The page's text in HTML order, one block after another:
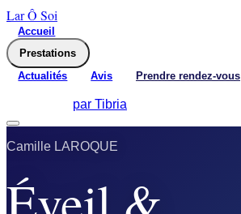
Lar Ô Soi
Accueil
Prestations
Actualités
Avis Prendre rendez-vous
par Tibria
Camille LAROQUE